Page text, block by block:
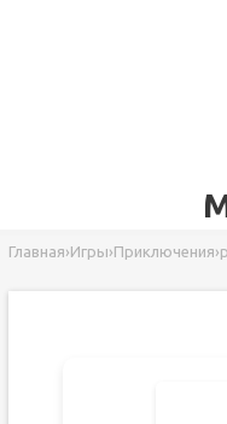
Главная›Игры›Приключения›